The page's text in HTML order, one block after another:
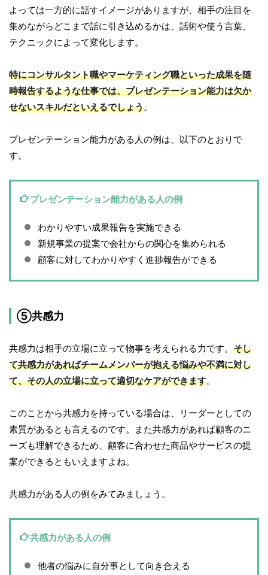
よっては一方的に話すイメージがありますが、相手の注目を
集めながらどこまで話に引き込めるかは、話術や使う言葉、
テクニックによって変化します。
特にコンサルタント職やマーケティング職といった成果を随
時報告するような仕事では、プレゼンテーション能力は欠か
せないスキルだといえるでしょう。
プレゼンテーション能力がある人の例は、以下のとおりで
す。
プレゼンテーション能力がある人の例
わかりやすい成果報告を実施できる
新規事業の提案で会社からの関心を集められる
顧客に対してわかりやすく進捗報告ができる
⑤共感力
共感力は相手の立場に立って物事を考えられる力です。 そし
て共感力があればチームメンバーが抱える悩みや不満に対し
て、その人の立場に立って適切なケアができます。
このことから共感力を持っている場合は、リーダーとしての
素質があるとも言えるのです。また共感力があれば顧客のニ
ーズも理解できるため、顧客に合わせた商品やサービスの提
案ができるともいえますよね。
共感力がある人の例をみてみましょう。
共感力がある人の例
他者の悩みに自分事として向き合える